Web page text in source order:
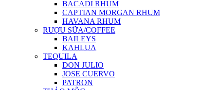
BACADI RHUM
CAPTIAN MORGAN RHUM
HAVANA RHUM
RƯỢU SỮA/COFFEE
BAILEYS
KAHLUA
TEQUILA
DON JULIO
JOSE CUERVO
PATRON